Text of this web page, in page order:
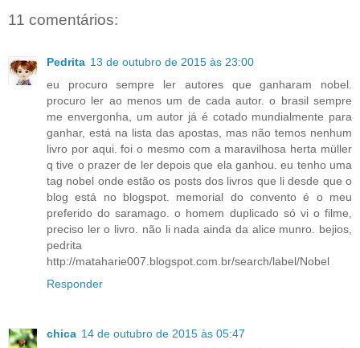
11 comentários:
Pedrita 13 de outubro de 2015 às 23:00
eu procuro sempre ler autores que ganharam nobel.
procuro ler ao menos um de cada autor. o brasil sempre
me envergonha, um autor já é cotado mundialmente para
ganhar, está na lista das apostas, mas não temos nenhum
livro por aqui. foi o mesmo com a maravilhosa herta müller
q tive o prazer de ler depois que ela ganhou. eu tenho uma
tag nobel onde estão os posts dos livros que li desde que o
blog está no blogspot. memorial do convento é o meu
preferido do saramago. o homem duplicado só vi o filme,
preciso ler o livro. não li nada ainda da alice munro. bejios,
pedrita
http://mataharie007.blogspot.com.br/search/label/Nobel
Responder
chica 14 de outubro de 2015 às 05:47